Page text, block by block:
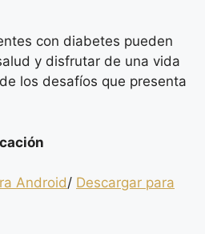
con diabetes pueden
y disfrutar de una vida
los desafíos que presenta
Android/ Descargar para